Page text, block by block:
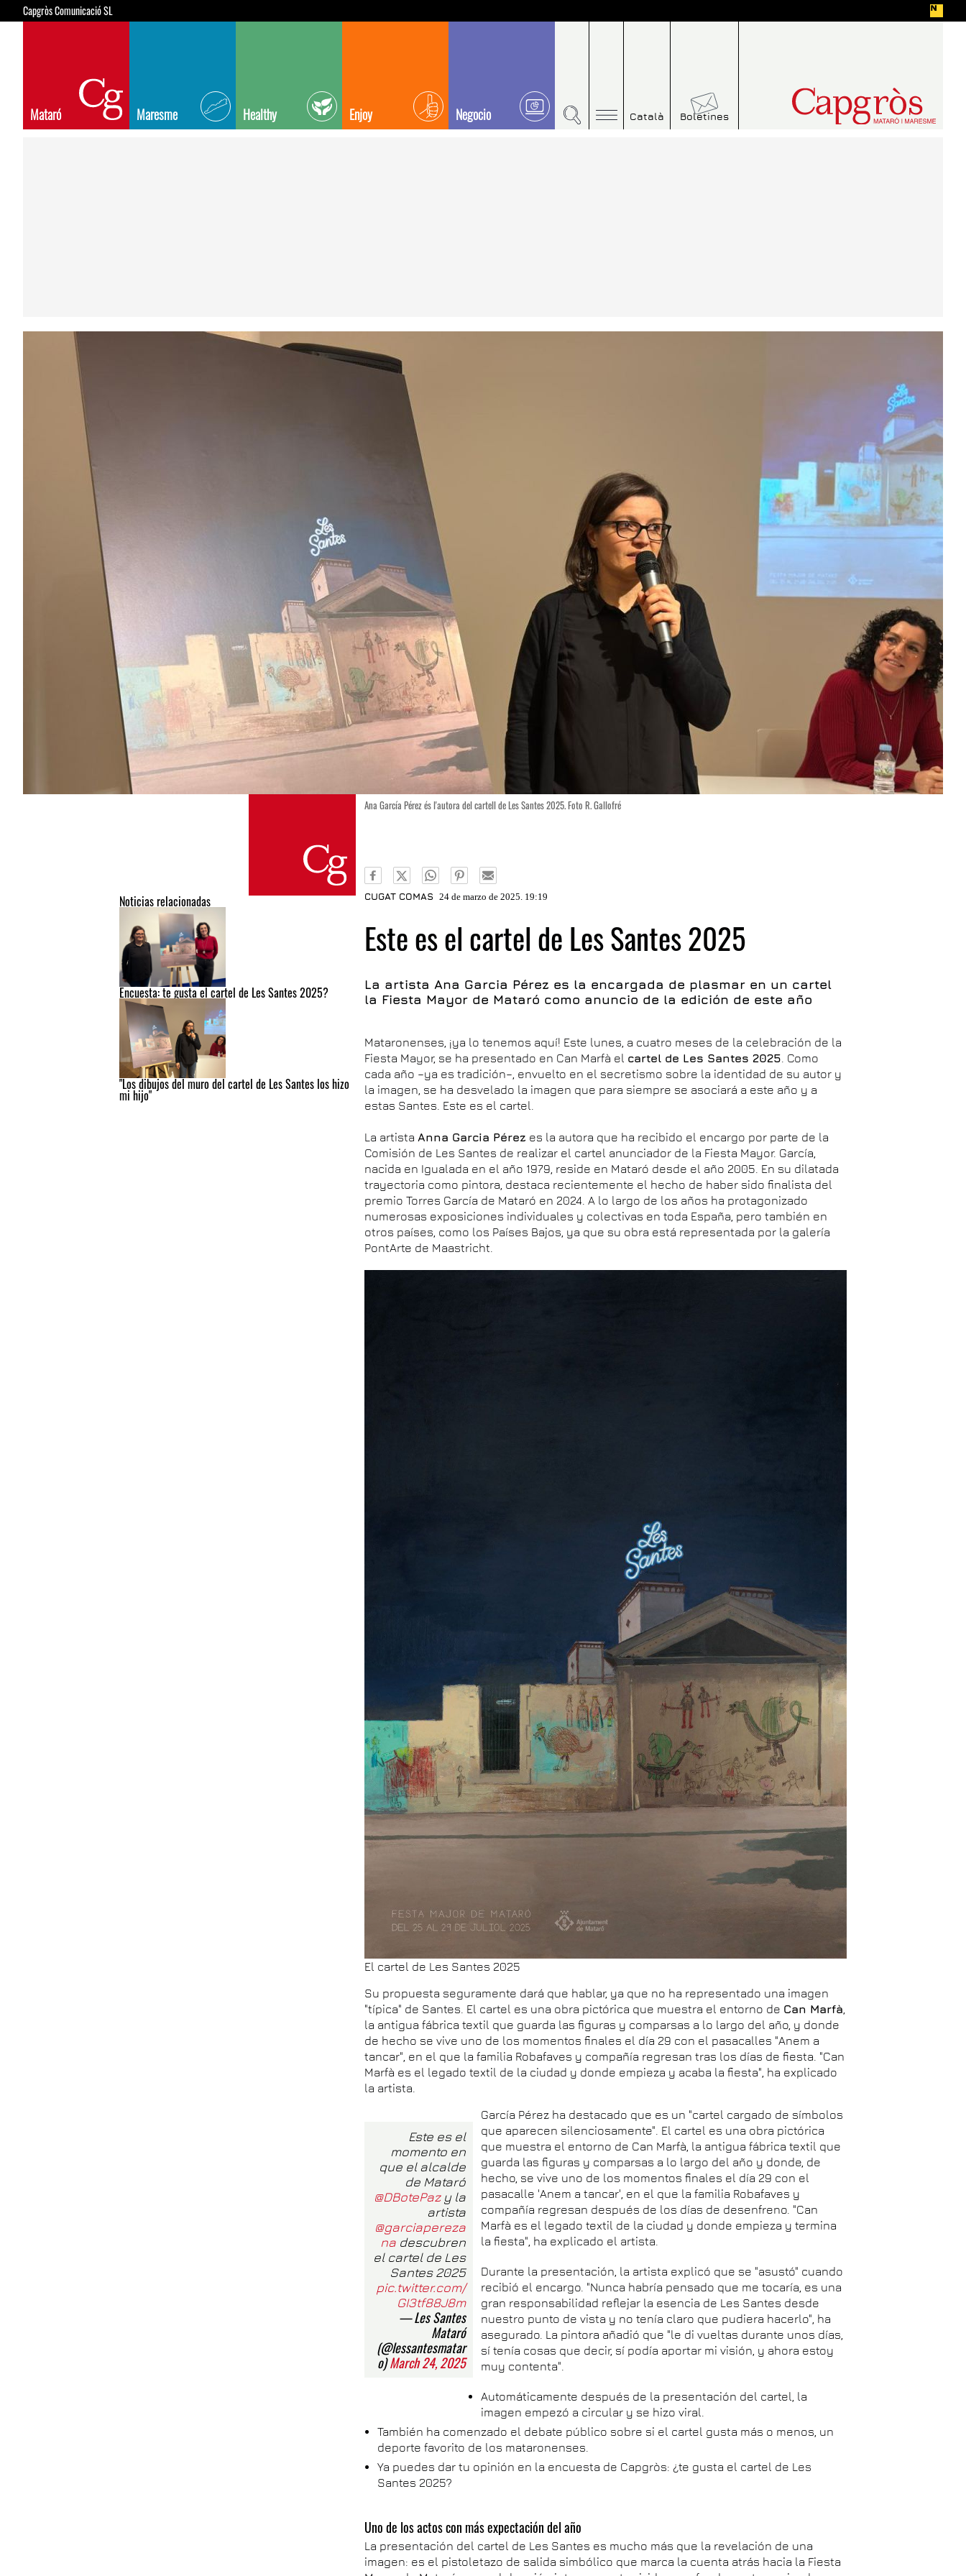
Capgròs Comunicació SL
Mataró Maresme Healthy Enjoy Negocio Català Boletines
Noticias relacionadas
Encuesta: te gusta el cartel de Les Santes 2025?
"Los dibujos del muro del cartel de Les Santes los hizo
mi hijo"
Ana García Pérez és l'autora del cartell de Les Santes 2025. Foto R. Gallofré
CUGAT COMAS 24 de marzo de 2025. 19:19
Este es el cartel de Les Santes 2025
La artista Ana Garcia Pérez es la encargada de plasmar en un cartel
la Fiesta Mayor de Mataró como anuncio de la edición de este año
Mataronenses, ¡ya lo tenemos aquí! Este lunes, a cuatro meses de la celebración de la
Fiesta Mayor, se ha presentado en Can Marfà el cartel de Les Santes 2025 . Como
cada año –ya es tradición–, envuelto en el secretismo sobre la identidad de su autor y
la imagen, se ha desvelado la imagen que para siempre se asociará a este año y a
estas Santes. Este es el cartel.
La artista Anna Garcia Pérez es la autora que ha recibido el encargo por parte de la
Comisión de Les Santes de realizar el cartel anunciador de la Fiesta Mayor. García,
nacida en Igualada en el año 1979, reside en Mataró desde el año 2005. En su dilatada
trayectoria como pintora, destaca recientemente el hecho de haber sido finalista del
premio Torres García de Mataró en 2024. A lo largo de los años ha protagonizado
numerosas exposiciones individuales y colectivas en toda España, pero también en
otros países, como los Países Bajos, ya que su obra está representada por la galería
PontArte de Maastricht.
El cartel de Les Santes 2025
Su propuesta seguramente dará que hablar, ya que no ha representado una imagen
"típica" de Santes. El cartel es una obra pictórica que muestra el entorno de Can Marfà
la antigua fábrica textil que guarda las figuras y comparsas a lo largo del año, y donde
de hecho se vive uno de los momentos finales el día 29 con el pasacalles "Anem a
tancar", en el que la familia Robafaves y compañía regresan tras los días de fiesta. "Can
Marfà es el legado textil de la ciudad y donde empieza y acaba la fiesta", ha explicado
la artista.
Este es el
momento en
que el alcalde
de Mataró
@DBotePazy la
artista
@garciapereza
na descubren
el cartel de Les
Santes 2025
pic.twitter.com/
GI3tf88J8m
— Les Santes
Mataró
(@lessantesmatar
o)March 24, 2025
García Pérez ha destacado que es un "cartel cargado de símbolos
que aparecen silenciosamente". El cartel es una obra pictórica
que muestra el entorno de Can Marfà, la antigua fábrica textil que
guarda las figuras y comparsas a lo largo del año y donde, de
hecho, se vive uno de los momentos finales el día 29 con el
pasacalle 'Anem a tancar', en el que la familia Robafaves y
compañía regresan después de los días de desenfreno. "Can
Marfà es el legado textil de la ciudad y donde empieza y termina
la fiesta", ha explicado el artista.
Durante la presentación, la artista explicó que se "asustó" cuando
recibió el encargo. "Nunca habría pensado que me tocaría, es una
gran responsabilidad reflejar la esencia de Les Santes desde
nuestro punto de vista y no tenía claro que pudiera hacerlo", ha
asegurado. La pintora añadió que "le di vueltas durante unos días,
sí tenía cosas que decir, sí podía aportar mi visión, y ahora estoy
muy contenta".
Automáticamente después de la presentación del cartel, la
imagen empezó a circular y se hizo viral.
También ha comenzado el debate público sobre si el cartel gusta más o menos, un
deporte favorito de los mataronenses.
Ya puedes dar tu opinión en la encuesta de Capgròs: ¿te gusta el cartel de Les
Santes 2025?
Uno de los actos con más expectación del año
La presentación del cartel de Les Santes es mucho más que la revelación de una
imagen: es el pistoletazo de salida simbólico que marca la cuenta atrás hacia la Fiesta